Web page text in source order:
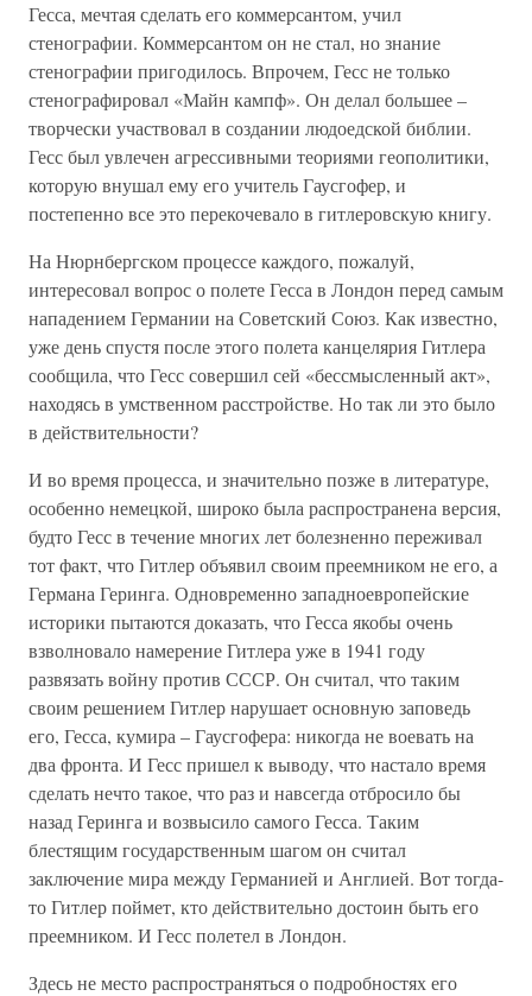
Гесса, мечтая сделать его коммерсантом, учил
стенографии. Коммерсантом он не стал, но знание
стенографии пригодилось. Впрочем, Гесс не только
стенографировал «Майн кампф». Он делал большее –
творчески участвовал в создании людоедской библии.
Гесс был увлечен агрессивными теориями геополитики,
которую внушал ему его учитель Гаусгофер, и
постепенно все это перекочевало в гитлеровскую книгу.
На Нюрнбергском процессе каждого, пожалуй,
интересовал вопрос о полете Гесса в Лондон перед самым
нападением Германии на Советский Союз. Как известно,
уже день спустя после этого полета канцелярия Гитлера
сообщила, что Гесс совершил сей «бессмысленный акт»,
находясь в умственном расстройстве. Но так ли это было
в действительности?
И во время процесса, и значительно позже в литературе,
особенно немецкой, широко была распространена версия,
будто Гесс в течение многих лет болезненно переживал
тот факт, что Гитлер объявил своим преемником не его, а
Германа Геринга. Одновременно западноевропейские
историки пытаются доказать, что Гесса якобы очень
взволновало намерение Гитлера уже в 1941 году
развязать войну против СССР. Он считал, что таким
своим решением Гитлер нарушает основную заповедь
его, Гесса, кумира – Гаусгофера: никогда не воевать на
два фронта. И Гесс пришел к выводу, что настало время
сделать нечто такое, что раз и навсегда отбросило бы
назад Геринга и возвысило самого Гесса. Таким
блестящим государственным шагом он считал
заключение мира между Германией и Англией. Вот тогда-
то Гитлер поймет, кто действительно достоин быть его
преемником. И Гесс полетел в Лондон.
Здесь не место распространяться о подробностях его